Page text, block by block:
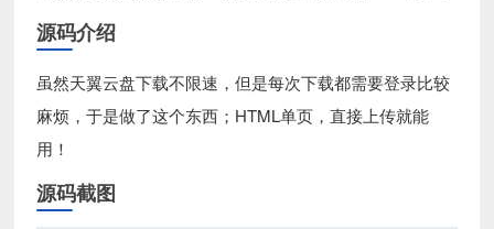
源码介绍
虽然天翼云盘下载不限速，但是每次下载都需要登录比较
麻烦，于是做了这个东西；HTML单页，直接上传就能
用！
源码截图